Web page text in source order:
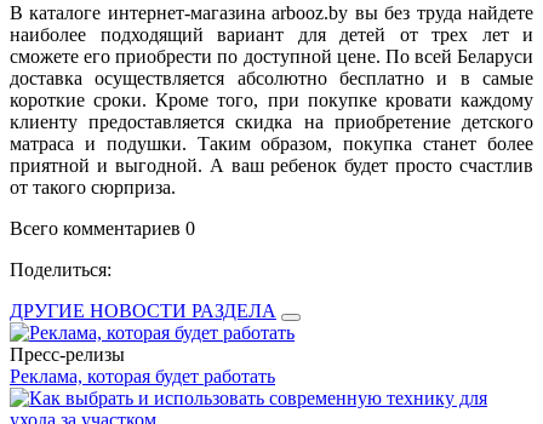
В каталоге интернет-магазина arbooz.by вы без труда найдете
наиболее подходящий вариант для детей от трех лет и
сможете его приобрести по доступной цене. По всей Беларуси
доставка осуществляется абсолютно бесплатно и в самые
короткие сроки. Кроме того, при покупке кровати каждому
клиенту предоставляется скидка на приобретение детского
матраса и подушки. Таким образом, покупка станет более
приятной и выгодной. А ваш ребенок будет просто счастлив
от такого сюрприза.
Всего комментариев 0
Поделиться:
ДРУГИЕ НОВОСТИ РАЗДЕЛА
Пресс-релизы
Реклама, которая будет работать